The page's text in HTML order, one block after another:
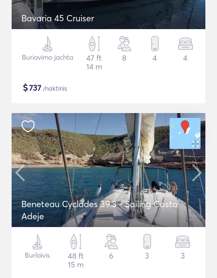
Bavaria 45 Cruiser
Buriavimo jachta
47 ft
14 m
8 4 4
$737 /naktinis
Beneteau Cyclades 39.3 - Sailing Costa
Adeje
Burlaivis
48 ft
15 m
6 3 3